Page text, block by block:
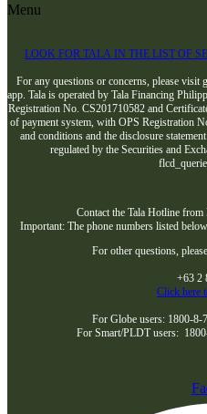
Menu
LOOK FOR TALA IN THE LIST OF
For any questions or concerns, please visit
app. Tala is operated by Tala Financing
Registration No. CS201710582 and
of payment system, with OPS Registration
and conditions and the disclosure
regulated by the Securities and
Contact the Tala Hotline
Important: The phone numbers listed
For other questions,
+63 2
Click here
For Globe users: 1800-8-
For Smart/PLDT users: